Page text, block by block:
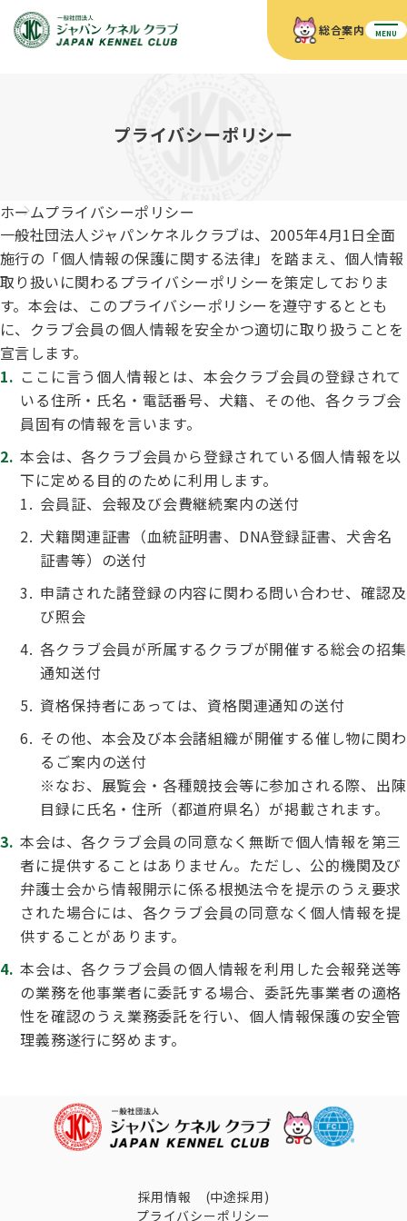
総合案内 MENU
JKCの活動内容
組織概要
定款
沿革
JKCの歴史
ディスクロージャー（情報公開）
有識者会議の提言について
入会のご案内
3分でわかるジャパンケネルクラブ
ガゼットのご案内
犬種別犬籍登録頭数
長寿犬表彰について
災害救助犬の育成
血統証明書について
血統証明書・各種申請
血統証明書・所有者名義変更
子犬の申請について
DNA登録
チャンピオンタイトル
正しいブリーディングと守るべき心得
ティーカッププードル、豆柴について
遺伝子疾患について考えよう
「動物の愛護及び管理に関する法律」
股関節形成不全症(HD)と肘関節異形成症(ED)について
子犬を繁殖した方へ 〜 子犬の正式な名前のつけ方
ドッグショー 競技会スケジュール
ドッグショー
FCIインターナショナルドッグショー開催のご案内
チャンピオンについて(ドッグショー・競技会)
JKCブリーディングアワード
訓練競技会
アジリティー競技会
フライボール競技会
オビディエンス競技会
BH
ドッグダンス
犬種紹介
新登録犬種のご紹介
キーワードラリー2025
ジュニアハンドラーとは
自由研究<犬について詳しく知ろう！>
ジャックお面を作ってあそぼう♪
JKC公認資格
JKC公認資格
「資格更新料の自動引落」のご利用について
愛犬飼育管理士
トリマー
ハンドラー
スチュワード
アニマル衛生士
自主研修会／日程
刊行物
刊行物のご案内
犬の健康管理手帳について
お知らせ 会員向け情報
ダウンロード FAQ
プライバシーポリシー
ホームプライバシーポリシー
一般社団法人ジャパンケネルクラブは、2005年4月1日全面
施行の「個人情報の保護に関する法律」を踏まえ、個人情報
取り扱いに関わるプライバシーポリシーを策定しておりま
す。本会は、このプライバシーポリシーを遵守するととも
に、クラブ会員の個人情報を安全かつ適切に取り扱うことを
宣言します。
ここに言う個人情報とは、本会クラブ会員の登録されて
いる住所・氏名・電話番号、犬籍、その他、各クラブ会
員固有の情報を言います。
本会は、各クラブ会員から登録されている個人情報を以
下に定める目的のために利用します。
会員証、会報及び会費継続案内の送付
犬籍関連証書（血統証明書、DNA登録証書、犬舎名
証書等）の送付
申請された諸登録の内容に関わる問い合わせ、確認及
び照会
各クラブ会員が所属するクラブが開催する総会の招集
通知送付
資格保持者にあっては、資格関連通知の送付
その他、本会及び本会諸組織が開催する催し物に関わ
るご案内の送付
※なお、展覧会・各種競技会等に参加される際、出陳
目録に氏名・住所（都道府県名）が掲載されます。
本会は、各クラブ会員の同意なく無断で個人情報を第三
者に提供することはありません。ただし、公的機関及び
弁護士会から情報開示に係る根拠法令を提示のうえ要求
された場合には、各クラブ会員の同意なく個人情報を提
供することがあります。
本会は、各クラブ会員の個人情報を利用した会報発送等
の業務を他事業者に委託する場合、委託先事業者の適格
性を確認のうえ業務委託を行い、個人情報保護の安全管
理義務遂行に努めます。
採用情報 (中途採用)
プライバシーポリシー